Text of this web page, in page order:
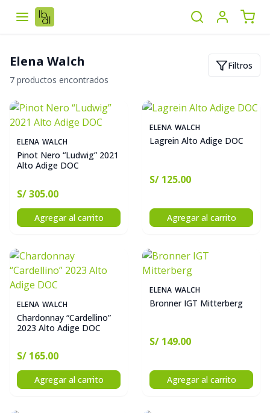
Elena Walch
7 productos encontrados
Filtros
ELENA WALCH
Pinot Nero “Ludwig” 2021
Alto Adige DOC
S/ 305.00
Agregar al carrito
ELENA WALCH
Lagrein Alto Adige DOC
S/ 125.00
Agregar al carrito
ELENA WALCH
Chardonnay “Cardellino”
2023 Alto Adige DOC
S/ 165.00
Agregar al carrito
ELENA WALCH
Bronner IGT Mitterberg
S/ 149.00
Agregar al carrito